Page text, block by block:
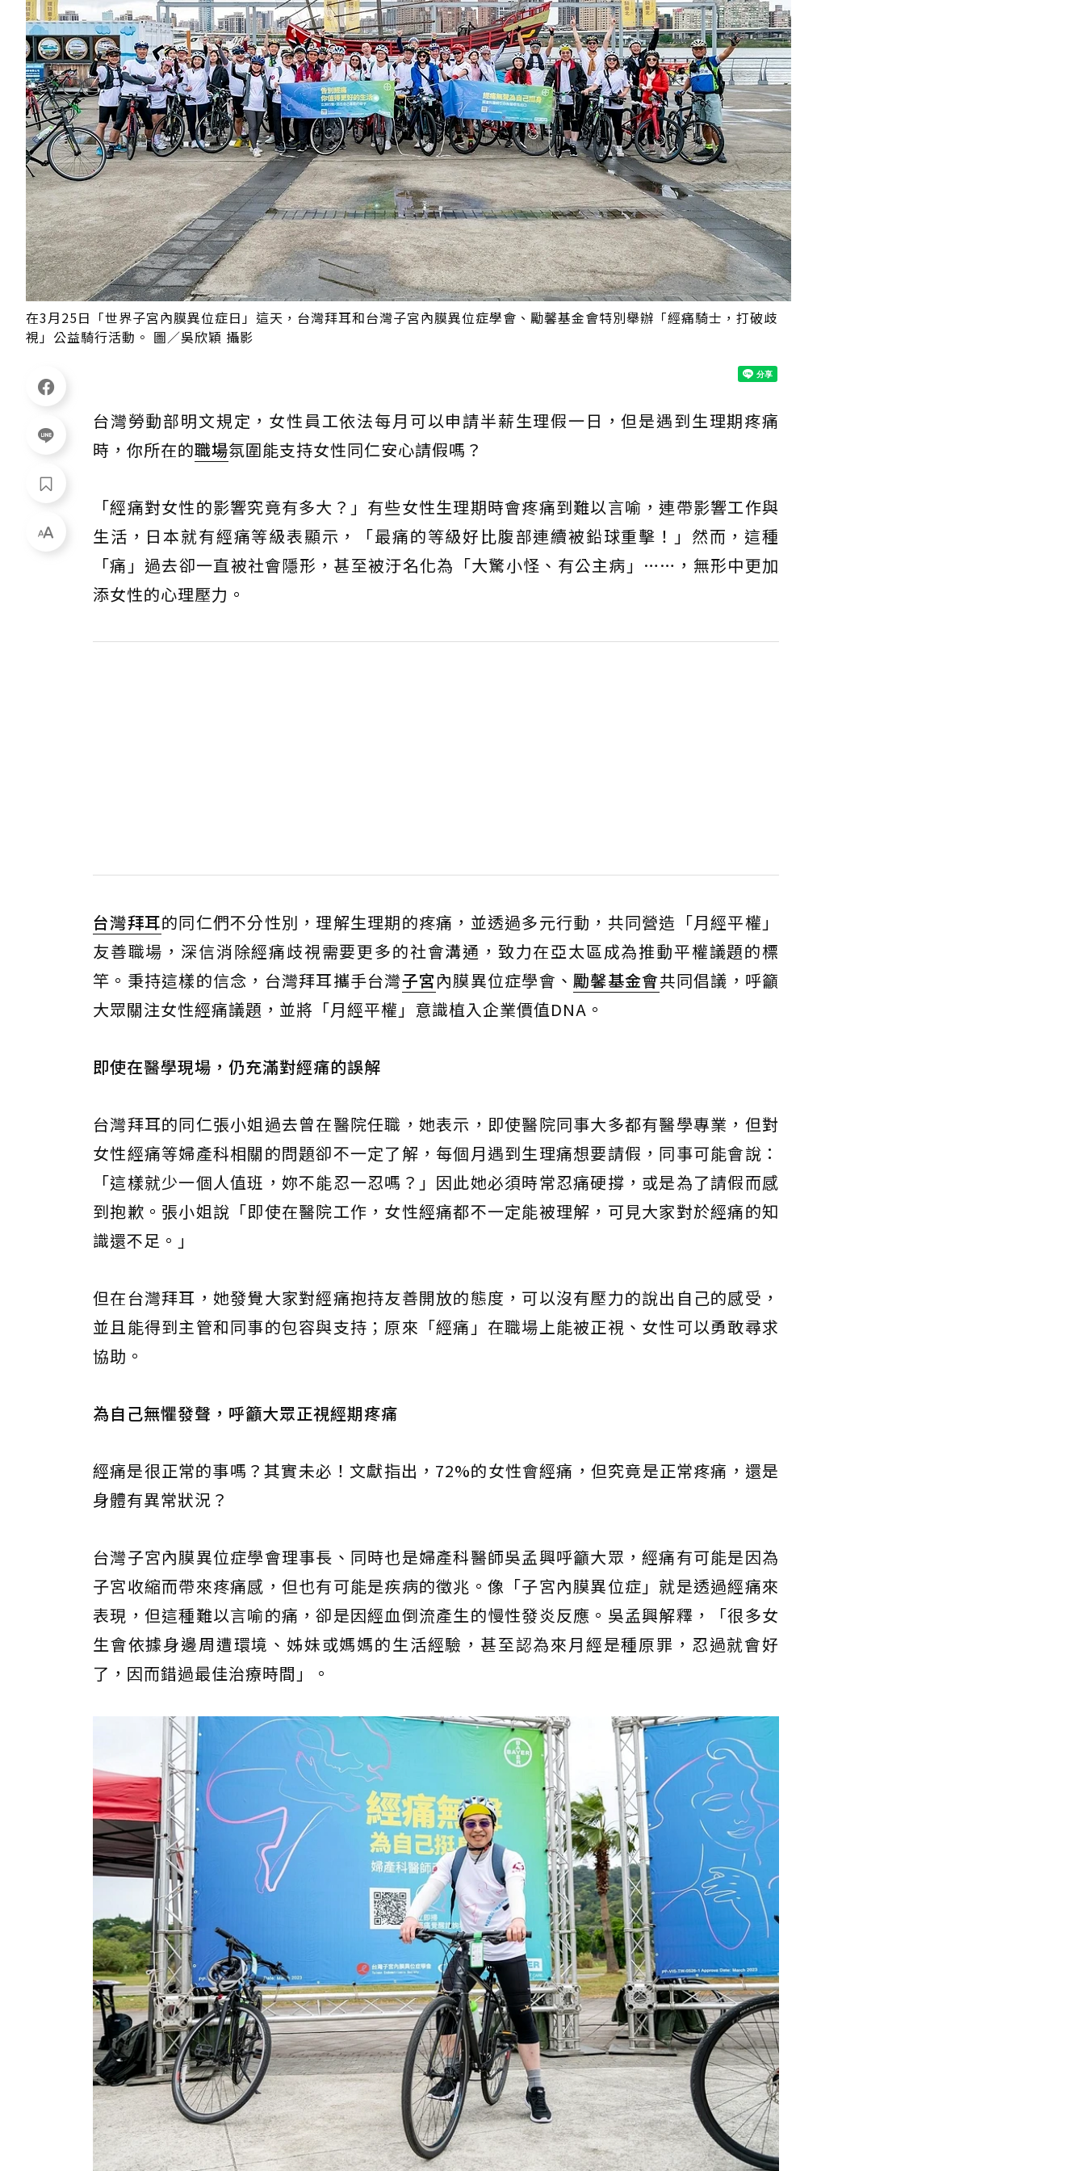
在3月25日「世界子宮內膜異位症日」這天，台灣拜耳和台灣子宮內膜異位症學會、勵馨基金會特別舉辦「經痛騎士，打破歧
視」公益騎行活動。 圖／吳欣穎 攝影
台灣勞動部明文規定，女性員工依法每月可以申請半薪生理假一日，但是遇到生理期疼痛
時，你所在的職場氛圍能支持女性同仁安心請假嗎？
「經痛對女性的影響究竟有多大？」有些女性生理期時會疼痛到難以言喻，連帶影響工作與
生活，日本就有經痛等級表顯示，「最痛的等級好比腹部連續被鉛球重擊！」然而，這種
「痛」過去卻一直被社會隱形，甚至被汙名化為「大驚小怪、有公主病」……，無形中更加
添女性的心理壓力。
台灣拜耳的同仁們不分性別，理解生理期的疼痛，並透過多元行動，共同營造「月經平權」
友善職場，深信消除經痛歧視需要更多的社會溝通，致力在亞太區成為推動平權議題的標
竿。秉持這樣的信念，台灣拜耳攜手台灣子宮內膜異位症學會、勵馨基金會共同倡議，呼籲
大眾關注女性經痛議題，並將「月經平權」意識植入企業價值DNA。
即使在醫學現場，仍充滿對經痛的誤解
台灣拜耳的同仁張小姐過去曾在醫院任職，她表示，即使醫院同事大多都有醫學專業，但對
女性經痛等婦產科相關的問題卻不一定了解，每個月遇到生理痛想要請假，同事可能會說：
「這樣就少一個人值班，妳不能忍一忍嗎？」因此她必須時常忍痛硬撐，或是為了請假而感
到抱歉。張小姐說「即使在醫院工作，女性經痛都不一定能被理解，可見大家對於經痛的知
識還不足。」
但在台灣拜耳，她發覺大家對經痛抱持友善開放的態度，可以沒有壓力的說出自己的感受，
並且能得到主管和同事的包容與支持；原來「經痛」在職場上能被正視、女性可以勇敢尋求
協助。
為自己無懼發聲，呼籲大眾正視經期疼痛
經痛是很正常的事嗎？其實未必！文獻指出，72%的女性會經痛，但究竟是正常疼痛，還是
身體有異常狀況？
台灣子宮內膜異位症學會理事長、同時也是婦產科醫師吳孟興呼籲大眾，經痛有可能是因為
子宮收縮而帶來疼痛感，但也有可能是疾病的徵兆。像「子宮內膜異位症」就是透過經痛來
表現，但這種難以言喻的痛，卻是因經血倒流產生的慢性發炎反應。吳孟興解釋，「很多女
生會依據身邊周遭環境、姊妹或媽媽的生活經驗，甚至認為來月經是種原罪，忍過就會好
了，因而錯過最佳治療時間」。